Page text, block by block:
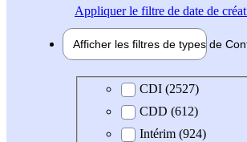
Appliquerle filtre de date de
Afficher les filtres de types de
Type de contratCDI (2527)
CDD (612)
Intérim (924)